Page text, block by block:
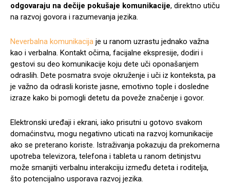
odgovaraju na dečije pokušaje komunikacije, direktno utiču
na razvoj govora i razumevanja jezika.
Neverbalna komunikacija je u ranom uzrastu jednako važna
kao i verbalna. Kontakt očima, facijalne ekspresije, dodiri i
gestovi su deo komunikacije koju dete uči oponašanjem
odraslih. Dete posmatra svoje okruženje i uči iz konteksta, pa
je važno da odrasli koriste jasne, emotivno tople i dosledne
izraze kako bi pomogli detetu da poveže značenje i govor.
Elektronski uređaji i ekrani, iako prisutni u gotovo svakom
domaćinstvu, mogu negativno uticati na razvoj komunikacije
ako se preterano koriste. Istraživanja pokazuju da prekomerna
upotreba televizora, telefona i tableta u ranom detinjstvu
može smanjiti verbalnu interakciju između deteta i roditelja,
što potencijalno usporava razvoj jezika.